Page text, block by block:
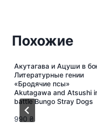
Похожие
Акутагава и Ацуши в
Литературные гении
«Бродячие псы»
Akutagawa and Atsushi
battle Bungo Stray Dogs
990 ₴